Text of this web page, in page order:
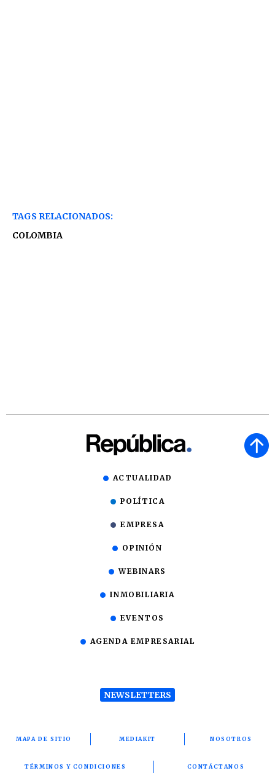
TAGS RELACIONADOS:
COLOMBIA
ACTUALIDAD
POLÍTICA
EMPRESA
OPINIÓN
WEBINARS
INMOBILIARIA
EVENTOS
AGENDA EMPRESARIAL
NEWSLETTERS
MAPA DE SITIO MEDIAKIT NOSOTROS
TÉRMINOS Y CONDICIONES CONTÁCTANOS